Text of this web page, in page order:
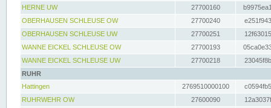
HERNE UW
27700160
OBERHAUSEN SCHLEUSE OW
27700240
OBERHAUSEN SCHLEUSE UW
27700251
WANNE EICKEL SCHLEUSE OW
27700193
WANNE EICKEL SCHLEUSE UW
27700218
RUHR
Hattingen
2769510000100
RUHRWEHR OW
27600090